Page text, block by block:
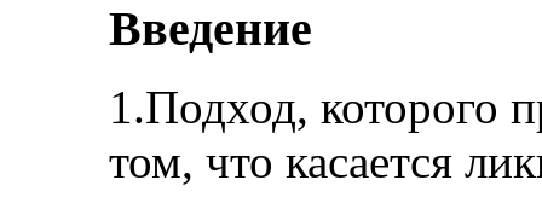
Введение
1.Подход, которого
том, что касается